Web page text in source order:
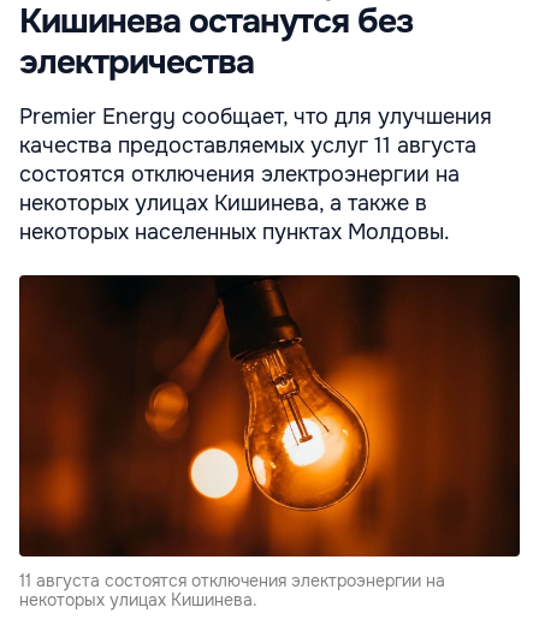
Кишинева останутся без
электричества
Premier Energy сообщает, что для улучшения
качества предоставляемых услуг 11 августа
состоятся отключения электроэнергии на
некоторых улицах Кишинева, а также в
некоторых населенных пунктах Молдовы.
11 августа состоятся отключения электроэнергии на
некоторых улицах Кишинева.